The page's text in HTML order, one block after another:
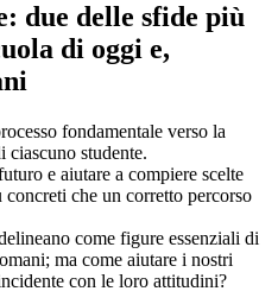
due delle sfide più
di oggi e,
fondamentale verso la
ciascuno studente.
e aiutare a compiere scelte
che un corretto percorso
come figure essenziali di
ma come aiutare i nostri
con le loro attitudini?